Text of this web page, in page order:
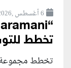
6 أغسطس ,2026
تخطط